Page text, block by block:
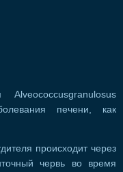
печени, как
происходит через
червь во время